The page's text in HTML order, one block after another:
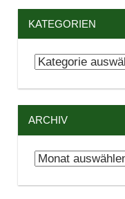
KATEGORIEN
Kategorien
ARCHIV
Archiv